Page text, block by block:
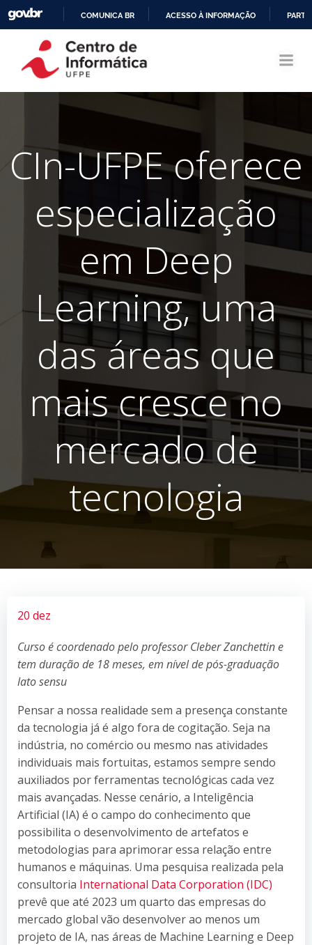
CONTEÚDO
COMUNICA BR ACESSO À INFORMAÇÃO
CIn-UFPE oferece
especialização
em Deep
Learning, uma
das áreas que
mais cresce no
mercado de
tecnologia
20 dez
Curso é coordenado pelo professor Cleber Zanchettin e
tem duração de 18 meses, em nível de pós-graduação
lato sensu
Pensar a nossa realidade sem a presença constante
da tecnologia já é algo fora de cogitação. Seja na
indústria, no comércio ou mesmo nas atividades
individuais mais fortuitas, estamos sempre sendo
auxiliados por ferramentas tecnológicas cada vez
mais avançadas. Nesse cenário, a Inteligência
Artificial (IA) é o campo do conhecimento que
possibilita o desenvolvimento de artefatos e
metodologias para aprimorar essa relação entre
humanos e máquinas. Uma pesquisa realizada pela
consultoria International Data Corporation (IDC)
prevê que até 2023 um quarto das empresas do
mercado global vão desenvolver ao menos um
projeto de IA, nas áreas de Machine Learning e Deep